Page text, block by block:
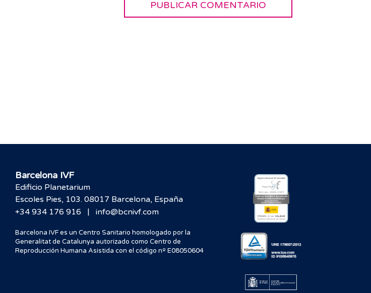
Barcelona IVF
Edificio Planetarium
Escoles Pies, 103. 08017 Barcelona, España
+34 934 176 916
| info@bcnivf.com
Barcelona IVF es un Centro Sanitario homologado por la
Generalitat de Catalunya autorizado como Centro de
Reproducción Humana Asistida con el código nº E08050604